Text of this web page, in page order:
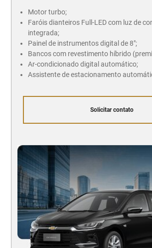
Motor turbo;
Faróis dianteiros Full-LED com luz de
integrada;
Painel de instrumentos digital de 8";
Bancos com revestimento híbrido
Ar-condicionado digital automático;
Assistente de estacionamento
Solicitar contato